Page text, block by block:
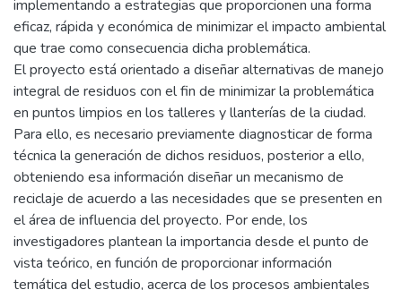
implementando a estrategias que proporcionen una forma
eficaz, rápida y económica de minimizar el impacto ambiental
que trae como consecuencia dicha problemática.
El proyecto está orientado a diseñar alternativas de manejo
integral de residuos con el fin de minimizar la problemática
en puntos limpios en los talleres y llanterías de la ciudad.
Para ello, es necesario previamente diagnosticar de forma
técnica la generación de dichos residuos, posterior a ello,
obteniendo esa información diseñar un mecanismo de
reciclaje de acuerdo a las necesidades que se presenten en
el área de influencia del proyecto. Por ende, los
investigadores plantean la importancia desde el punto de
vista teórico, en función de proporcionar información
temática del estudio, acerca de los procesos ambientales